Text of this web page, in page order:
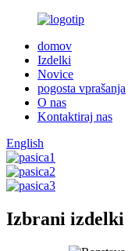
domov
Izdelki
Novice
pogosta vprašanja
O nas
Kontaktiraj nas
English
Izbrani izdelki